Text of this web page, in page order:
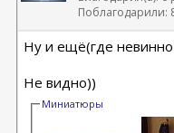
Поблагодарили:
Ну и ещё(где невинно
Не видно))
Миниатюры